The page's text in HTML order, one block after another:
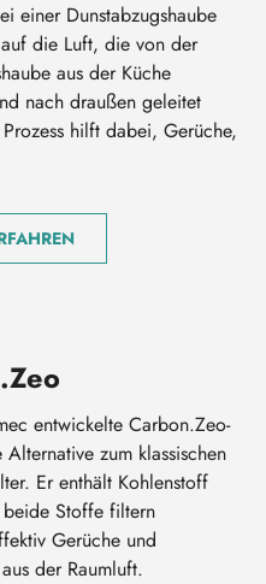
einer Dunstabzugshaube
die Luft, die von der
aus der Küche
nach draußen geleitet
hilft dabei, Gerüche,
entwickelte Carbon.Zeo-
Alternative zum klassischen
Er enthält Kohlenstoff
Stoffe filtern
Gerüche und
der Raumluft.